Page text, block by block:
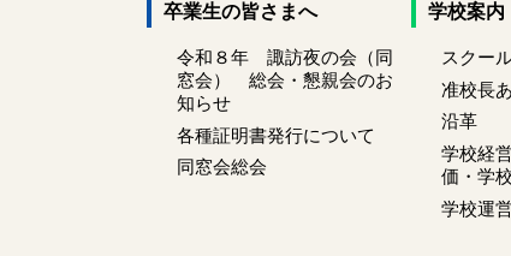
卒業生の皆さまへ
令和８年 諏訪夜の会（同
窓会） 総会・懇親会のお
知らせ
各種証明書発行について
同窓会総会
学校案内
スクー
准校長
沿革
学校経
価・学
学校運